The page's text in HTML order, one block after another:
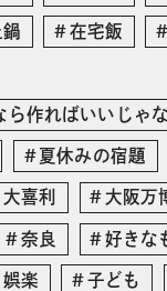
鍋 在宅飯
ら作ればいいじゃ
夏休みの宿題
大喜利 大阪万
奈良 好きな
娯楽 子ども